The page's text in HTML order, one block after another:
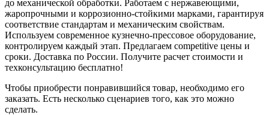
до механической обработки. Работаем с нержавеющими,
жаропрочными и коррозионно-стойкими марками, гарантируя
соответствие стандартам и механическим свойствам.
Используем современное кузнечно-прессовое оборудование,
контролируем каждый этап. Предлагаем competitive цены и
сроки. Доставка по России. Получите расчет стоимости и
техконсультацию бесплатно!
Чтобы приобрести понравившийся товар, необходимо его
заказать. Есть несколько сценариев того, как это можно
сделать.